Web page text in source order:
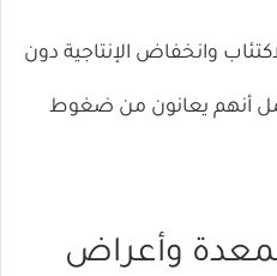
وانخفاض الإنتاجية دون
أنهم يعانون من ضغوط
وأعراض